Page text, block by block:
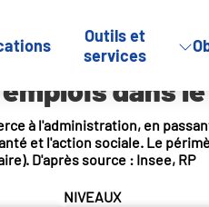
Outils et
services
dans le tertiaire
dans
à l'administration, en
et l'action sociale. Le
D'après source : Insee, RP
NIVEAUX